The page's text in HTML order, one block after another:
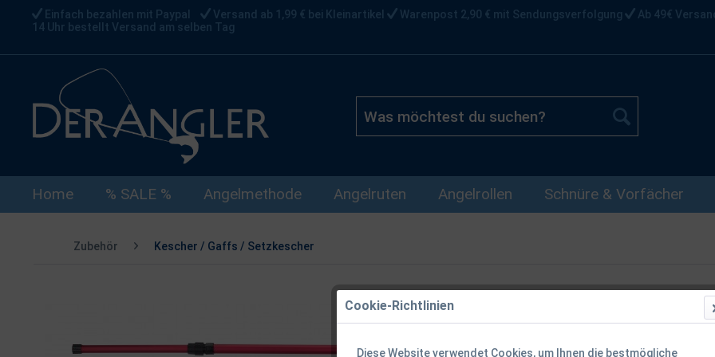
Einfach bezahlen mit Paypal Versand ab 1,99 € bei Kleinartikel Warenpost 2,90 € mit Sendungsverfolgung Ab 49€
14 Uhr bestellt Versand am selben Tag
Home % SALE % Angelmethode Angelruten Angelrollen Schnüre & Vorfächer
Zubehör Kescher / Gaffs / Setzkescher
Balzer
1,80m
Cookie-Richtlinien
Diese Website verwendet Cookies, um Ihnen die bestmögliche